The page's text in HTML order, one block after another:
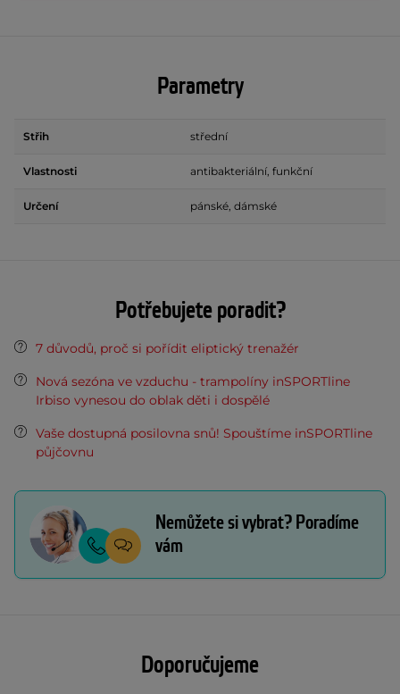
Parametry
Střih střední
Vlastnosti antibakteriální, funkční
Určení pánské, dámské
Potřebujete poradit?
7 důvodů, proč si pořídit eliptický trenažér
Nová sezóna ve vzduchu - trampolíny inSPORTline
Irbiso vynesou do oblak děti i dospělé
Vaše dostupná posilovna snů! Spouštíme inSPORTline
půjčovnu
Nemůžete si vybrat? Poradíme
vám
Doporučujeme